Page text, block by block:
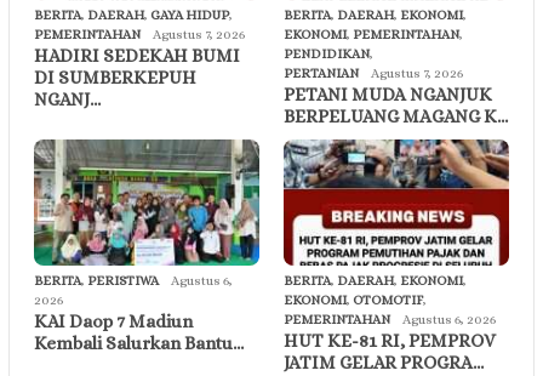
BERITA, DAERAH, GAYA HIDUP,
PEMERINTAHAN
Agustus 7, 2026
HADIRI SEDEKAH BUMI
DI SUMBERKEPUH
NGANJ…
BERITA, DAERAH, EKONOMI,
EKONOMI, PEMERINTAHAN,
PENDIDIKAN,
PERTANIAN
Agustus 7, 2026
PETANI MUDA NGANJUK
BERPELUANG MAGANG K…
BERITA, PERISTIWA
Agustus 6,
2026
KAI Daop 7 Madiun
Kembali Salurkan Bantu…
BERITA, DAERAH, EKONOMI,
EKONOMI, OTOMOTIF,
PEMERINTAHAN
Agustus 6, 2026
HUT KE-81 RI, PEMPROV
JATIM GELAR PROGRA…